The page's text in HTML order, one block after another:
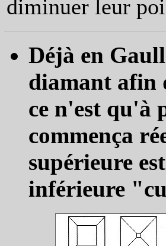
diminuer leur
Déjà en
diamant afin
ce n'est qu'à
commença
supérieure
inférieure